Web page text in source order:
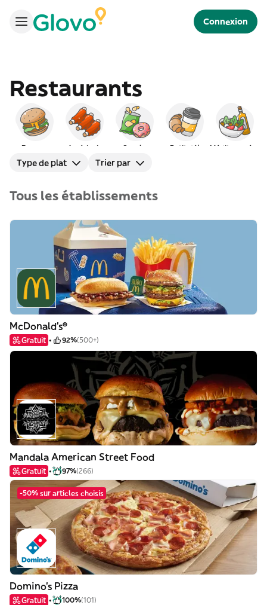
Connexion
Restaurants
Burgers Américain Snacks Petit déj
Type de plat Trier par
Tous les établissements
McDonald's®
Gratuit 92%(500+)
Mandala American Street Food
Gratuit 97%(266)
-50% sur articles choisis
Domino's Pizza
Gratuit 100%(101)